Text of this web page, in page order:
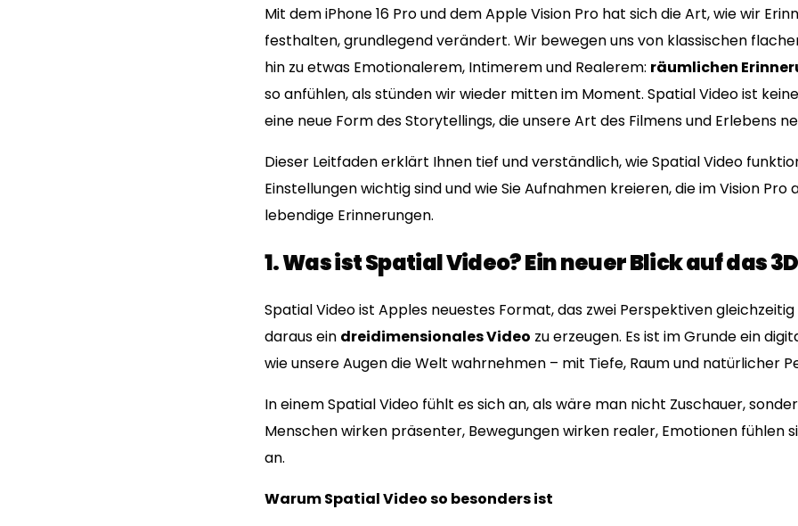
Mit dem iPhone 16 Pro und dem Apple Vision Pro hat sich die Art, wie wir
festhalten, grundlegend verändert. Wir bewegen uns von klassischen
hin zu etwas Emotionalerem, Intimerem und Realerem: räumlichen
so anfühlen, als stünden wir wieder mitten im Moment. Spatial Video ist
eine neue Form des Storytellings, die unsere Art des Filmens und Erlebens
Dieser Leitfaden erklärt Ihnen tief und verständlich, wie Spatial Video
Einstellungen wichtig sind und wie Sie Aufnahmen kreieren, die im Vision Pro
lebendige Erinnerungen.
1. Was ist Spatial Video? Ein neuer Blick auf das
Spatial Video ist Apples neuestes Format, das zwei Perspektiven
daraus ein dreidimensionales Video zu erzeugen. Es ist im Grunde ein
wie unsere Augen die Welt wahrnehmen – mit Tiefe, Raum und natürlicher
In einem Spatial Video fühlt es sich an, als wäre man nicht Zuschauer,
Menschen wirken präsenter, Bewegungen wirken realer, Emotionen fühlen
an.
Warum Spatial Video so besonders ist